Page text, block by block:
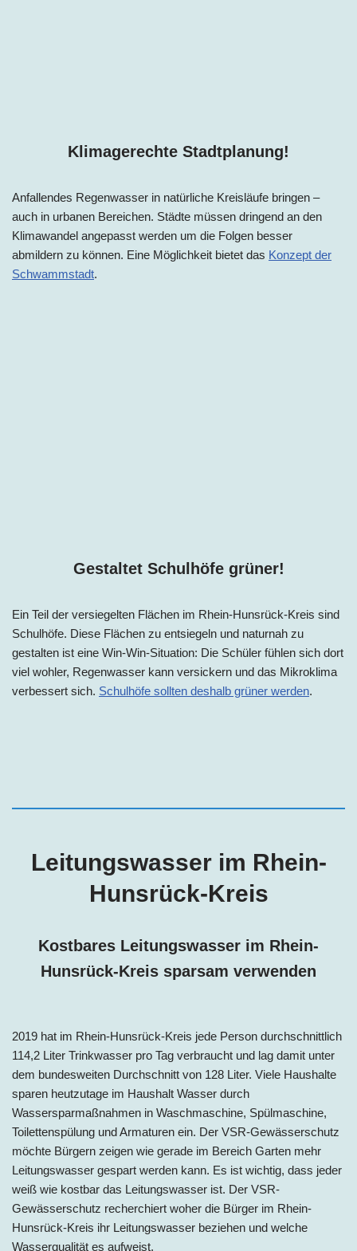
Klimagerechte Stadtplanung!
Anfallendes Regenwasser in natürliche Kreisläufe bringen –
auch in urbanen Bereichen. Städte müssen dringend an den
Klimawandel angepasst werden um die Folgen besser
abmildern zu können. Eine Möglichkeit bietet das Konzept der
Schwammstadt.
Gestaltet Schulhöfe grüner!
Ein Teil der versiegelten Flächen im Rhein-Hunsrück-Kreis sind
Schulhöfe. Diese Flächen zu entsiegeln und naturnah zu
gestalten ist eine Win-Win-Situation: Die Schüler fühlen sich dort
viel wohler, Regenwasser kann versickern und das Mikroklima
verbessert sich. Schulhöfe sollten deshalb grüner werden.
Leitungswasser im Rhein-
Hunsrück-Kreis
Kostbares Leitungswasser im Rhein-
Hunsrück-Kreis sparsam verwenden
2019 hat im Rhein-Hunsrück-Kreis jede Person durchschnittlich
114,2 Liter Trinkwasser pro Tag verbraucht und lag damit unter
dem bundesweiten Durchschnitt von 128 Liter. Viele Haushalte
sparen heutzutage im Haushalt Wasser durch
Wassersparmaßnahmen in Waschmaschine, Spülmaschine,
Toilettenspülung und Armaturen ein. Der VSR-Gewässerschutz
möchte Bürgern zeigen wie gerade im Bereich Garten mehr
Leitungswasser gespart werden kann. Es ist wichtig, dass jeder
weiß wie kostbar das Leitungswasser ist. Der VSR-
Gewässerschutz recherchiert woher die Bürger im Rhein-
Hunsrück-Kreis ihr Leitungswasser beziehen und welche
Wasserqualität es aufweist.